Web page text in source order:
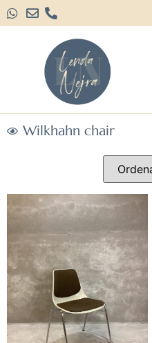
Wilkhahn chair